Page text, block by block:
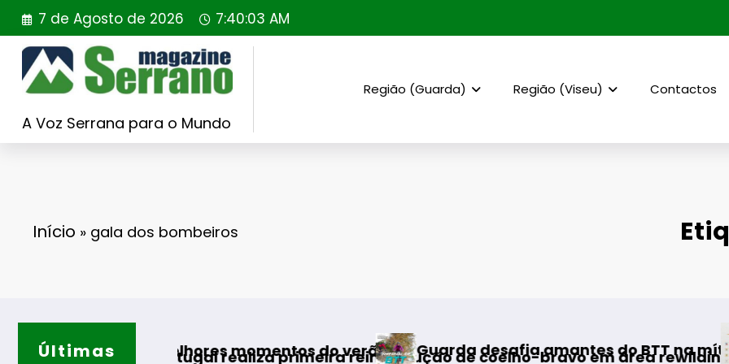
Saltar
para
conteúdo
7 de Agosto de 2026 7:40:04 AM
A Voz Serrana para o Mundo
Região (Guarda) Região (Viseu) Contactos
Início » gala dos bombeiros
Últimas
melhores momentos do verão
Portugal realiza primeira reintrodução de coelho-bravo em área rewilding
Guarda desafia amantes do BTT na mítica Invernal
AF Viseu –